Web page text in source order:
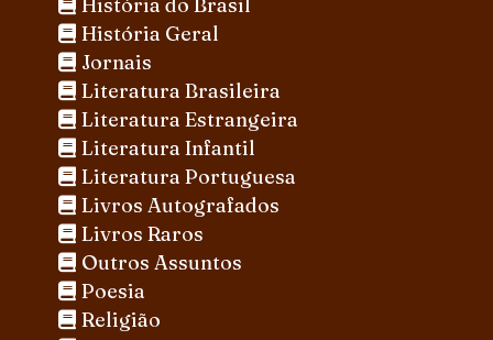
História Geral
Jornais
Literatura Brasileira
Literatura Estrangeira
Literatura Infantil
Literatura Portuguesa
Livros Autografados
Livros Raros
Outros Assuntos
Poesia
Religião